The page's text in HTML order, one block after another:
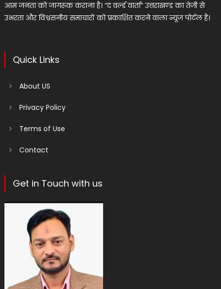
आम जनता को जागरूक कराना है। “द वर्ल्ड वार्ता” उत्तराखण्ड का तेजी से
उभरता और विश्वसनीय समाचारों को प्रकाशित करने वाला न्यूज पोर्टल है।
Quick Links
About US
Privacy Policy
Terms of Use
Contact
Get in Touch with us